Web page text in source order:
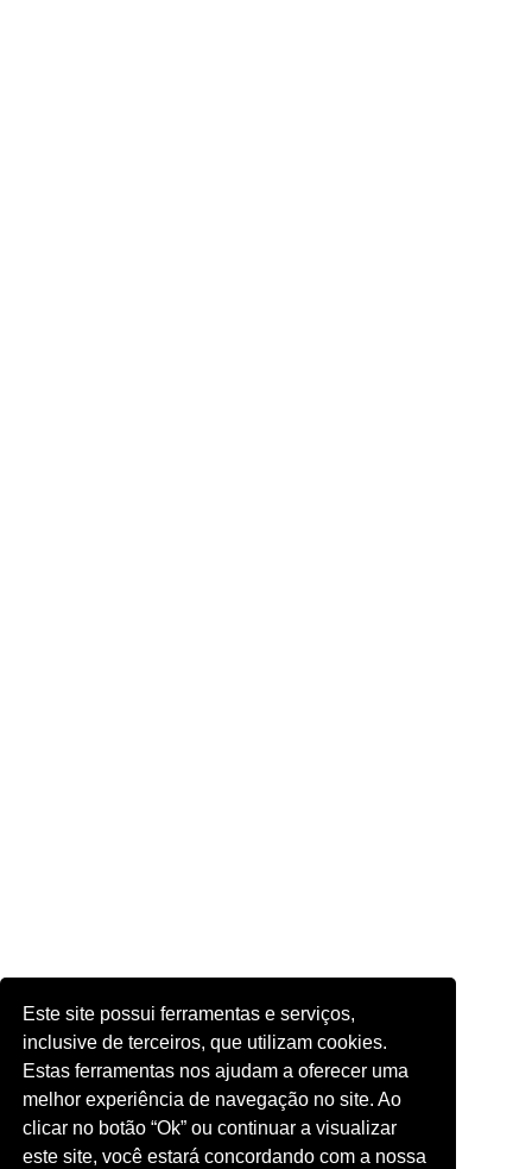
Este site possui ferramentas e serviços,
inclusive de terceiros, que utilizam cookies.
Estas ferramentas nos ajudam a oferecer uma
melhor experiência de navegação no site. Ao
clicar no botão “Ok” ou continuar a visualizar
este site, você estará concordando com a nossa